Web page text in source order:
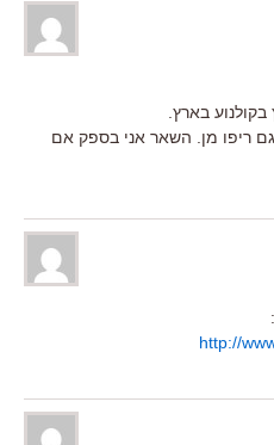
ריפו מן. השאר אני בספק אם
http://